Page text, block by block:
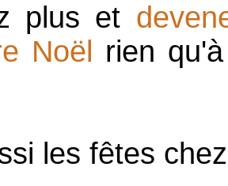
plus et
Noël
rien
les fêtes